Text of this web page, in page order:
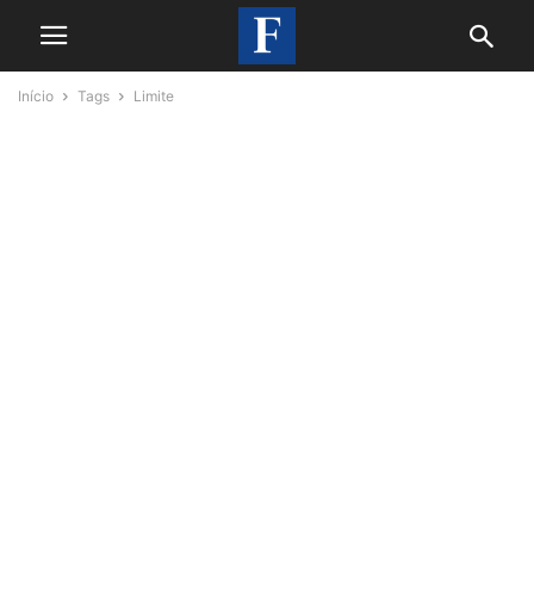
Início Tags Limite